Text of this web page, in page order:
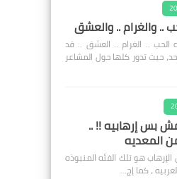
.. والغرام .. والعشق
.. الغرام .. العشق .. قد
حيث تدور كلها حول المشاعر
بس إرهابيه !! ..
المعديه
هو تلك الفئه المنبوذه
، كما إج…